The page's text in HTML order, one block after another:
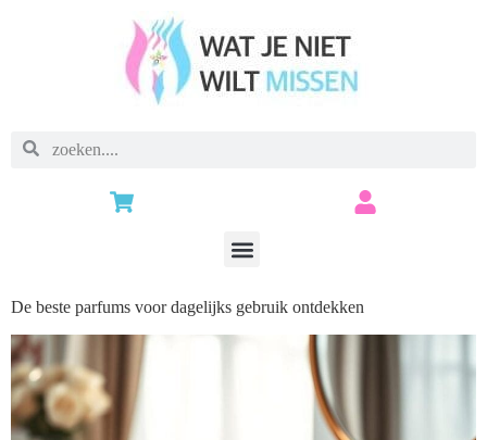
De beste parfums voor dagelijks gebruik ontdekken